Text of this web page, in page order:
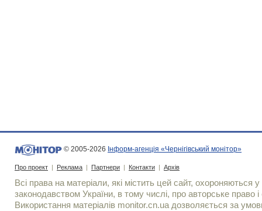
© 2005-2026 Інформ-агенція «Чернігівський монітор»
Про проект | Реклама | Партнери | Контакти | Архів
Всі права на матеріали, які містить цей сайт, охороняються у
законодавством України, в тому числі, про авторське право і
Використання матерiалiв monitor.cn.ua дозволяється за